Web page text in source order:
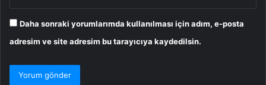
Daha sonraki yorumlarımda kullanılması için adım, e-posta
adresim ve site adresim bu tarayıcıya kaydedilsin.